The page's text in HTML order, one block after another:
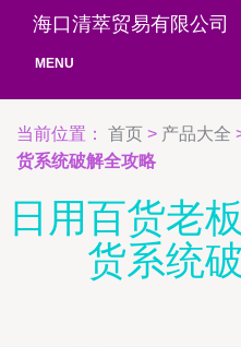
海口清萃贸易有限公司
MENU
当前位置： 首页 > 产品大全
货系统破解全攻略
日用百货老
货系统